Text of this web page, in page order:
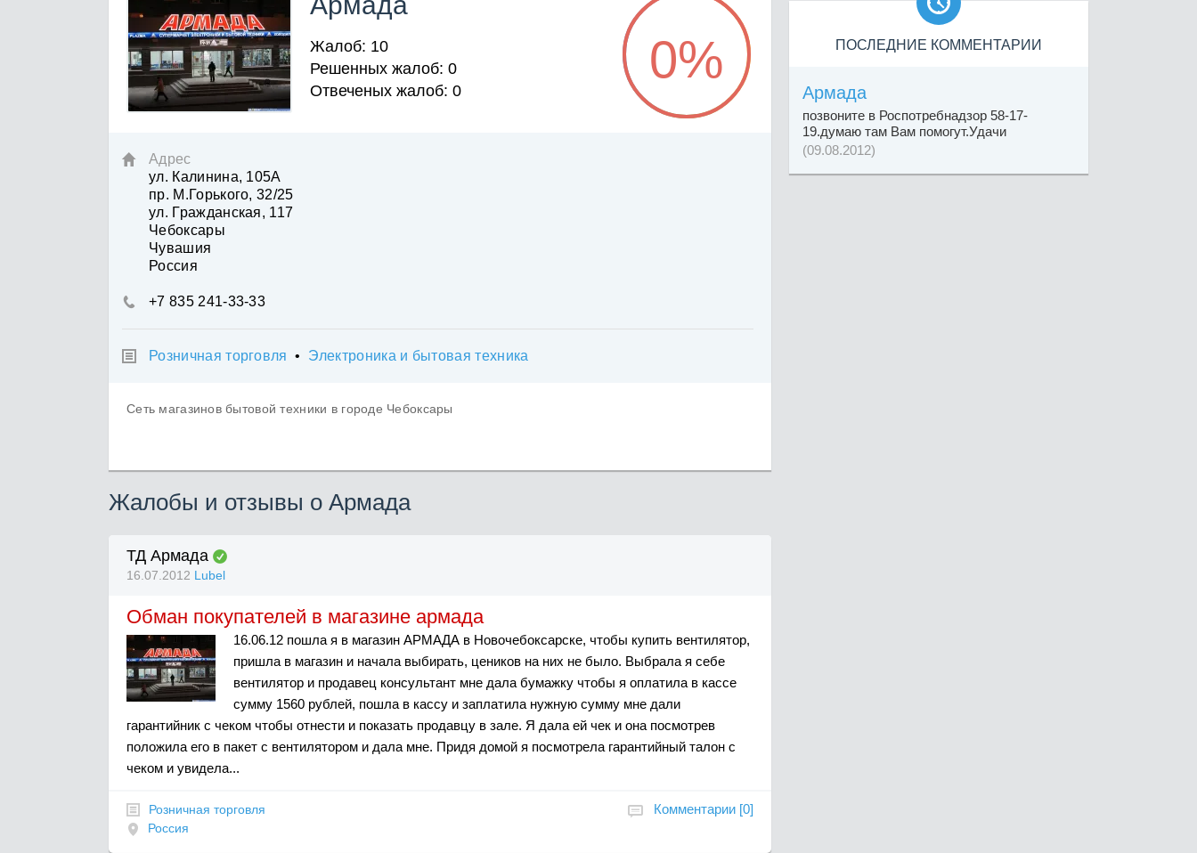
Жалоб: 10
Решенных жалоб: 0
Отвеченых жалоб: 0
0%

Адрес
ул. Калинина, 105А
пр. М.Горького, 32/25
ул. Гражданская, 117
Чебоксары
Чувашия
Россия
 +7 835 241-33-33
 Розничная торговля • Электроника и бытовая техника
Сеть магазинов бытовой техники в городе Чебоксары
Жалобы и отзывы о Армада
ТД Армада
16.07.2012 Lubel
Обман покупателей в магазине армада
16.06.12 пошла я в магазин АРМАДА в Новочебоксарске, чтобы купить вентилятор,
пришла в магазин и начала выбирать, цеников на них не было. Выбрала я себе
вентилятор и продавец консультант мне дала бумажку чтобы я оплатила в кассе
сумму 1560 рублей, пошла в кассу и заплатила нужную сумму мне дали
гарантийник с чеком чтобы отнести и показать продавцу в зале. Я дала ей чек и она посмотрев
положила его в пакет с вентилятором и дала мне. Придя домой я посмотрела гарантийный талон с
чеком и увидела...
Комментарии [0]
Розничная торговля
Россия
ПОСЛЕДНИЕ КОММЕНТАРИИ
Армада
позвоните в Роспотребнадзор 58-17-
19.думаю там Вам помогут.Удачи
(09.08.2012)